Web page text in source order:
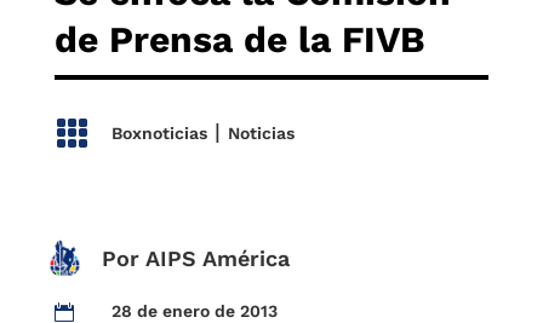
de Prensa de la FIVB
 Boxnoticias| Noticias
Por AIPS América
 28 de enero de 2013